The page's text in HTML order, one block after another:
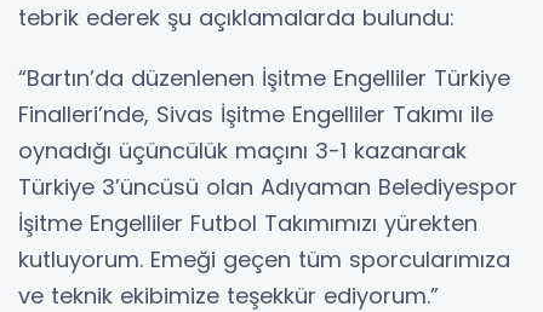
tebrik ederek şu açıklamalarda bulundu:
“Bartın’da düzenlenen İşitme Engelliler Türkiye
Finalleri’nde, Sivas İşitme Engelliler Takımı ile
oynadığı üçüncülük maçını 3-1 kazanarak
Türkiye 3’üncüsü olan Adıyaman Belediyespor
İşitme Engelliler Futbol Takımımızı yürekten
kutluyorum. Emeği geçen tüm sporcularımıza
ve teknik ekibimize teşekkür ediyorum.”